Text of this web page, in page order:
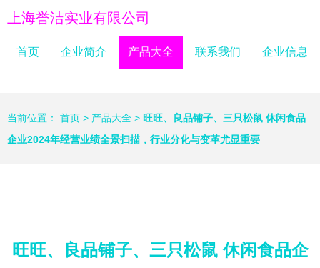
上海誉洁实业有限公司
首页 企业简介 产品大全 联系我们 企业信息
当前位置： 首页 > 产品大全 > 旺旺、良品铺子、三只松鼠 休闲食品
企业2024年经营业绩全景扫描，行业分化与变革尤显重要
旺旺、良品铺子、三只松鼠 休闲食品企